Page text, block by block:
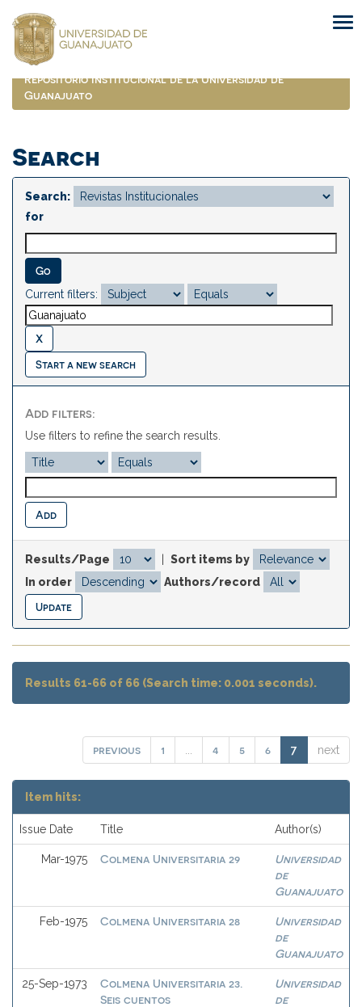
navigation
Repositorio Institucional de la Universidad de
Guanajuato
Search
Search:
for
Current filters:
Start a new search
Add filters:
Use filters to refine the search results.
Results/Page
Sort items by
In order
Authors/record
Results 61-66 of 66 (Search time: 0.001 seconds).
previous 1 4 5 6 7 next
Item hits:
Issue Date Title Author(s)
Mar-1975 Colmena Universitaria 29
Universidad
de
Guanajuato
Feb-1975 Colmena Universitaria 28
Universidad
de
Guanajuato
25-Sep-1973
Colmena Universitaria 23.
Seis cuentos
Universidad
de